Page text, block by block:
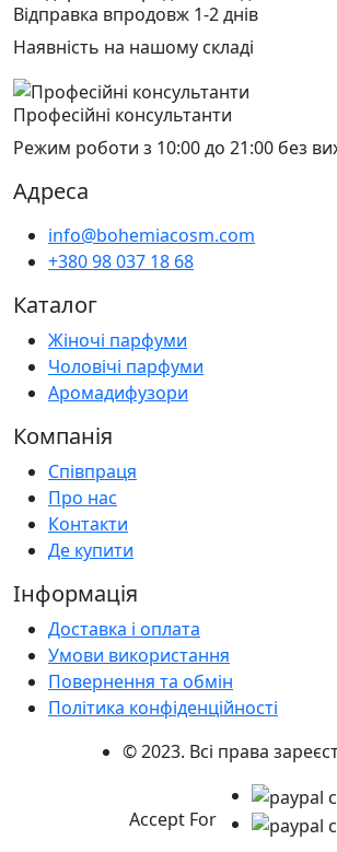
Відправка впродовж 1-2 днів
Наявність на нашому складі
Професійні консультанти
Режим роботи з 10:00 до 21:00 без
Адреса
info@bohemiacosm.com
+380 98 037 18 68
Каталог
Жіночі парфуми
Чоловічі парфуми
Аромадифузори
Компанія
Співпраця
Про нас
Контакти
Де купити
Інформація
Доставка і оплата
Умови використання
Повернення та обмін
Політика конфіденційності
© 2023. Всі права
Accept For